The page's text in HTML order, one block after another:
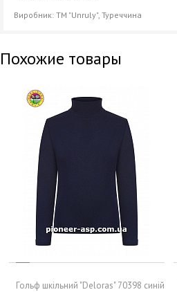
Виробник: ТМ "Unruly", Туреччина
Похожие товары
Гольф шкільний "Deloras" 70398 синій